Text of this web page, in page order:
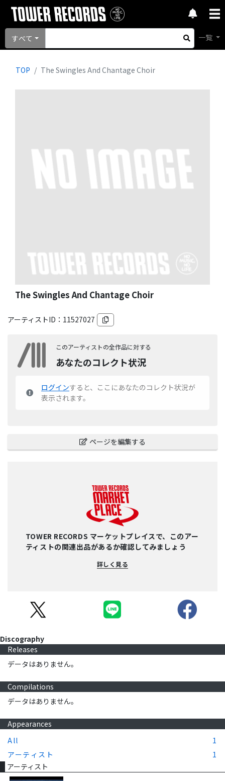
すべて 一覧
TOP The Swingles And Chantage Choir
The Swingles And Chantage Choir
アーティストID： 11527027
このアーティストの全作品に対する
あなたのコレクト状況
ログインすると、ここにあなたのコレクト状況が
表示されます。
ページを編集する
TOWER RECORDS マーケットプレイスで、このアー
ティストの関連出品があるか確認してみましょう
詳しく見る
Discography
Releases
データはありません。
Compilations
データはありません。
Appearances
All
1
アーティスト
1
アーティスト